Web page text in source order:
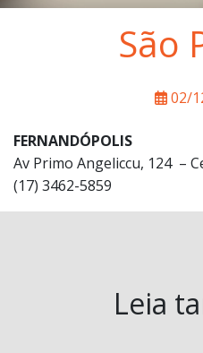
São
02/
FERNANDÓPOLIS
Av Primo Angeliccu, 124 –
(17) 3462-5859
Leia